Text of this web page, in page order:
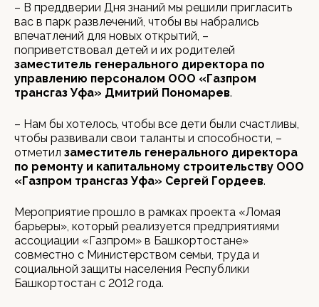
– В преддверии Дня знаний мы решили пригласить
вас в парк развлечений, чтобы вы набрались
впечатлений для новых открытий, –
поприветствовал детей и их родителей
заместитель генерального директора по
управлению персоналом ООО «Газпром
трансгаз Уфа» Дмитрий Пономарев.
– Нам бы хотелось, чтобы все дети были счастливы,
чтобы развивали свои таланты и способности, –
отметил заместитель генерального директора
по ремонту и капитальному строительству ООО
«Газпром трансгаз Уфа» Сергей Гордеев.
Мероприятие прошло в рамках проекта «Ломая
барьеры», который реализуется предприятиями
ассоциации «Газпром» в Башкортостане»
совместно с Министерством семьи, труда и
социальной защиты населения Республики
Башкортостан с 2012 года.